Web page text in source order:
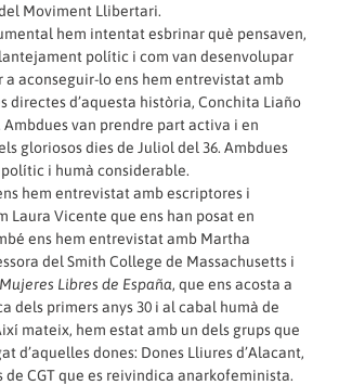
Moviment Llibertari.
hem intentat esbrinar què pensaven,
polític i com van desenvolupar
a aconseguir-lo ens hem entrevistat amb
directes d’aquesta història, Conchita Liaño
Ambdues van prendre part activa i en
gloriosos dies de Juliol del 36. Ambdues
i humà considerable.
hem entrevistat amb escriptores i
Laura Vicente que ens han posat en
ens hem entrevistat amb Martha
del Smith College de Massachusetts i
Mujeres Libres de España, que ens acosta a
dels primers anys 30 i al cabal humà de
mateix, hem estat amb un dels grups que
d’aquelles dones: Dones Lliures d’Alacant,
de CGT que es reivindica anarkofeminista.